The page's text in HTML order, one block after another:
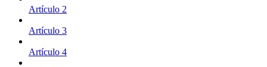
Artículo 2
Artículo 3
Artículo 4